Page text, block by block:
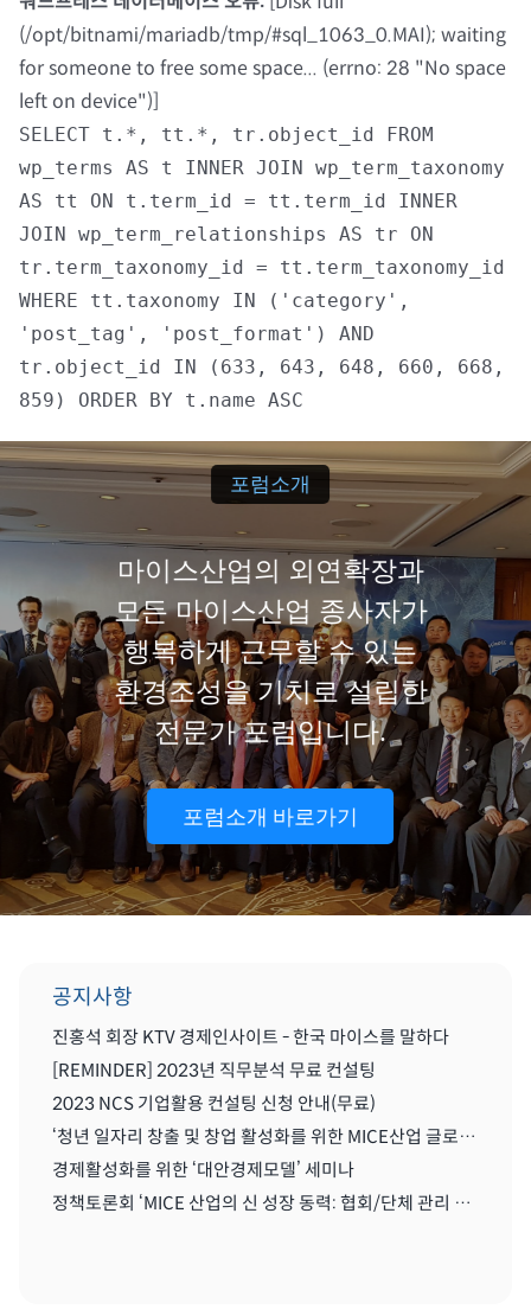
자료실
회원광장
마이페이지
회원 가입
(/opt/bitnami/mariadb/tmp/#sql_1063_0.MAI); waiting
for someone to free some space... (errno: 28 "No space
left on device")]
SELECT t.*, tt.*, tr.object_id FROM
wp_terms AS t INNER JOIN wp_term_taxonomy
AS tt ON t.term_id = tt.term_id INNER
JOIN wp_term_relationships AS tr ON
tr.term_taxonomy_id = tt.term_taxonomy_id
WHERE tt.taxonomy IN ('category',
'post_tag', 'post_format') AND
tr.object_id IN (633, 643, 648, 660, 668,
859) ORDER BY t.name ASC
포럼소개
마이스산업의 외연확장과
모든 마이스산업 종사자가
행복하게 근무할 수 있는
환경조성을 기치로 설립한
전문가 포럼입니다.
포럼소개 바로가기
공지사항
진홍석 회장 KTV 경제인사이트 - 한국 마이스를 말하다
[REMINDER] 2023년 직무분석 무료 컨설팅
2023 NCS 기업활용 컨설팅 신청 안내(무료)
‘청년 일자리 창출 및 창업 활성화를 위한 MICE산업 글로벌화를 위한 세미나'
경제활성화를 위한 ‘대안경제모델’ 세미나
정책토론회 ‘MICE 산업의 신 성장 동력: 협회/단체 관리 및 복합리조트 산업’